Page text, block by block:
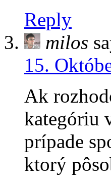
Reply
milos
15.
Ak
kategóriu
prípade
ktorý